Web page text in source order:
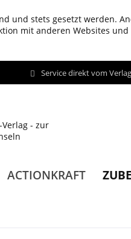
und stets gesetzt werden.
mit anderen Websites und
Service direkt vom Verlag
ACTIONKRAFT